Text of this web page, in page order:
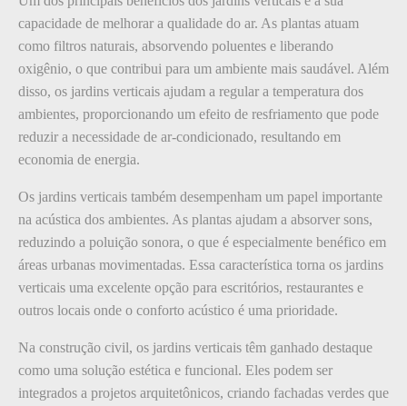
capacidade de melhorar a qualidade do ar. As plantas atuam
como filtros naturais, absorvendo poluentes e liberando
oxigênio, o que contribui para um ambiente mais saudável. Além
disso, os jardins verticais ajudam a regular a temperatura dos
ambientes, proporcionando um efeito de resfriamento que pode
reduzir a necessidade de ar-condicionado, resultando em
economia de energia.
Os jardins verticais também desempenham um papel importante
na acústica dos ambientes. As plantas ajudam a absorver sons,
reduzindo a poluição sonora, o que é especialmente benéfico em
áreas urbanas movimentadas. Essa característica torna os jardins
verticais uma excelente opção para escritórios, restaurantes e
outros locais onde o conforto acústico é uma prioridade.
Na construção civil, os jardins verticais têm ganhado destaque
como uma solução estética e funcional. Eles podem ser
integrados a projetos arquitetônicos, criando fachadas verdes que